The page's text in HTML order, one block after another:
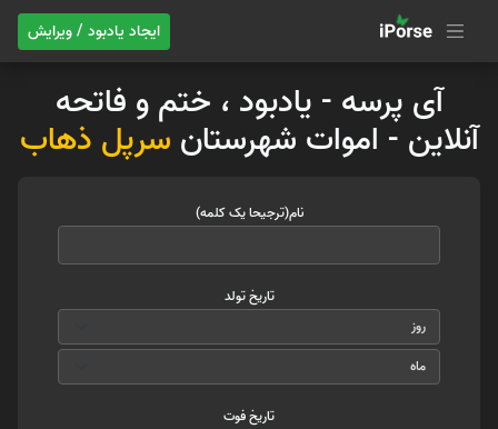
ایجاد یادبود / ویرایش
آی پرسه - یادبود ، ختم و فاتحه
آنلاین - اموات شهرستان سرپل ذهاب
نام(ترجیحا یک کلمه)
تاریخ تولد
تاریخ فوت